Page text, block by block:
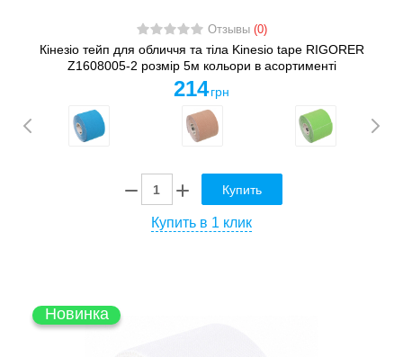
Отзывы (0)
Кінезіо тейп для обличчя та тіла Kinesio tape RIGORER
Z1608005-2 розмір 5м кольори в асортименті
214 грн
Купить
Купить в 1 клик
Новинка